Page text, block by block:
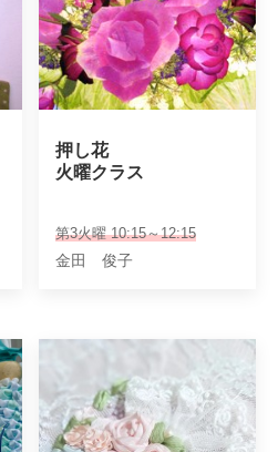
押し花
火曜クラス
第3火曜 10:15～12:15
金田 俊子